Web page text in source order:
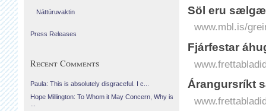
Söl eru
www.mbl.is/
Fjárfestar
Árangursríkt
Náttúruvaktin
Press Releases
Recent Comments
Paula: This is absolutely disgraceful. I c...
Hope Millington: To Whom it May Concern, Why is